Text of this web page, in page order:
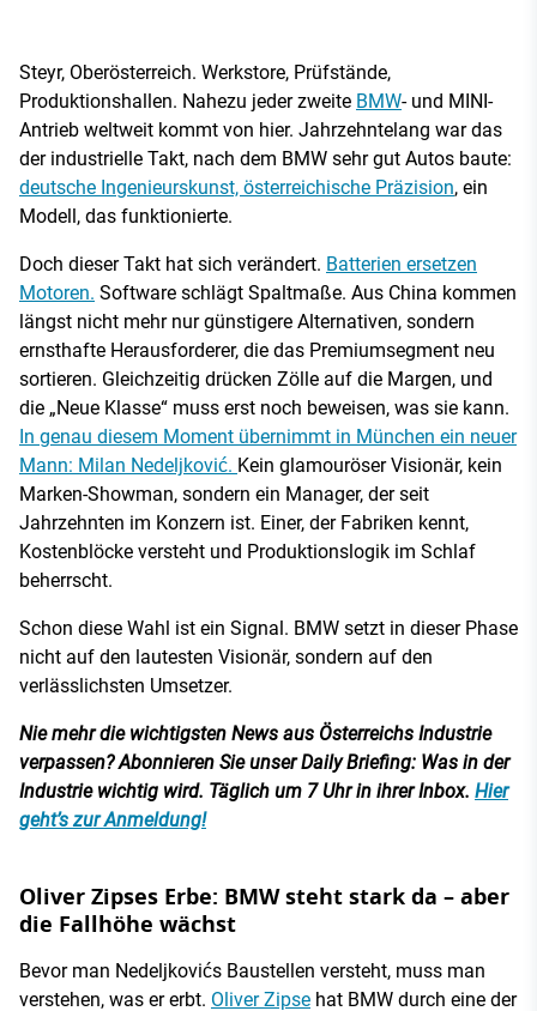
Steyr, Oberösterreich. Werkstore, Prüfstände,
Produktionshallen. Nahezu jeder zweite BMW- und MINI-
Antrieb weltweit kommt von hier. Jahrzehntelang war das
der industrielle Takt, nach dem BMW sehr gut Autos baute:
deutsche Ingenieurskunst, österreichische Präzision, ein
Modell, das funktionierte.
Doch dieser Takt hat sich verändert. Batterien ersetzen
Motoren. Software schlägt Spaltmaße. Aus China kommen
längst nicht mehr nur günstigere Alternativen, sondern
ernsthafte Herausforderer, die das Premiumsegment neu
sortieren. Gleichzeitig drücken Zölle auf die Margen, und
die „Neue Klasse“ muss erst noch beweisen, was sie kann.
In genau diesem Moment übernimmt in München ein neuer
Mann: Milan Nedeljković. Kein glamouröser Visionär, kein
Marken-Showman, sondern ein Manager, der seit
Jahrzehnten im Konzern ist. Einer, der Fabriken kennt,
Kostenblöcke versteht und Produktionslogik im Schlaf
beherrscht.
Schon diese Wahl ist ein Signal. BMW setzt in dieser Phase
nicht auf den lautesten Visionär, sondern auf den
verlässlichsten Umsetzer.
Nie mehr die wichtigsten News aus Österreichs Industrie
verpassen? Abonnieren Sie unser Daily Briefing: Was in der
Industrie wichtig wird. Täglich um 7 Uhr in ihrer Inbox. Hier
geht’s zur Anmeldung!
Oliver Zipses Erbe: BMW steht stark da – aber
die Fallhöhe wächst
Bevor man Nedeljkovićs Baustellen versteht, muss man
verstehen, was er erbt. Oliver Zipse hat BMW durch eine der